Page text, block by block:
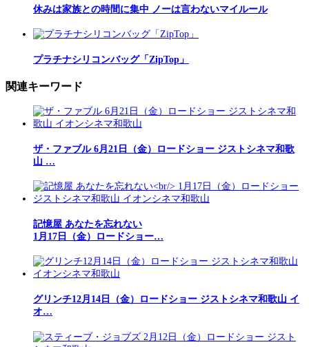
休みは家族との時間に集中 ノーは言わないマイルール
プラチナシリコンバッグ「ZipTop」
関連キーワード
ザ・ファブル 6月21日（金）ロードショー ジストシネマ和歌
山 …
記憶屋 あなたを忘れない
1月17日（金）ロードショー…
グリンチ12月14日（金）ロードショー ジストシネマ和歌山 イ
オ…